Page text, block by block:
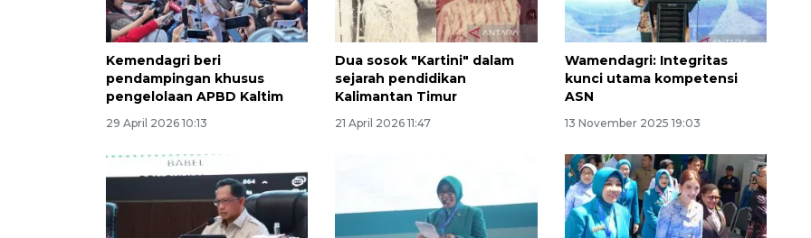
Kemendagri beri
pendampingan khusus
pengelolaan APBD Kaltim
29 April 2026 10:13
Dua sosok "Kartini" dalam
sejarah pendidikan
Kalimantan Timur
21 April 2026 11:47
Wamendagri: Integritas
kunci utama kompetensi
ASN
13 November 2025 19:03